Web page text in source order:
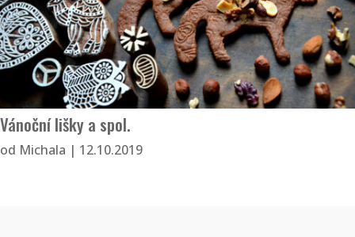
Vánoční lišky a spol.
od Michala | 12.10.2019